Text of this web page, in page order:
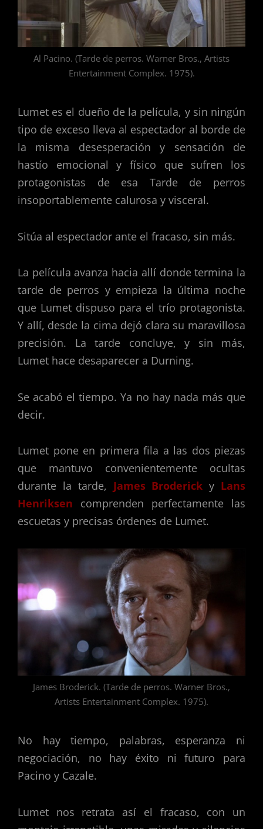
Al Pacino. (Tarde de perros. Warner Bros., Artists
Entertainment Complex. 1975).
Lumet es el dueño de la película, y sin ningún
tipo de exceso lleva al espectador al borde de
la misma desesperación y sensación de
hastío emocional y físico que sufren los
protagonistas de esa Tarde de perros
insoportablemente calurosa y visceral.
Sitúa al espectador ante el fracaso, sin más.
La película avanza hacia allí donde termina la
tarde de perros y empieza la última noche
que Lumet dispuso para el trío protagonista.
Y allí, desde la cima dejó clara su maravillosa
precisión. La tarde concluye, y sin más,
Lumet hace desaparecer a Durning.
Se acabó el tiempo. Ya no hay nada más que
decir.
Lumet pone en primera fila a las dos piezas
que mantuvo convenientemente ocultas
durante la tarde, James Broderick y Lans
Henriksen comprenden perfectamente las
escuetas y precisas órdenes de Lumet.
James Broderick. (Tarde de perros. Warner Bros.,
Artists Entertainment Complex. 1975).
No hay tiempo, palabras, esperanza ni
negociación, no hay éxito ni futuro para
Pacino y Cazale.
Lumet nos retrata así el fracaso, con un